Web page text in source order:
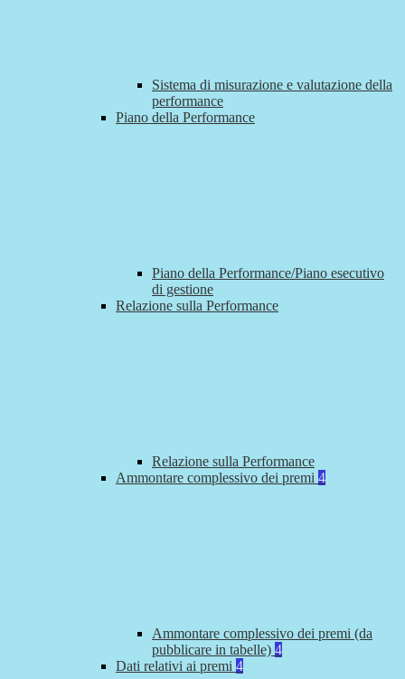
Sistema di misurazione e valutazione della
performance
Piano della Performance
Piano della Performance/Piano esecutivo
di gestione
Relazione sulla Performance
Relazione sulla Performance
Ammontare complessivo dei premi 4
Ammontare complessivo dei premi (da
pubblicare in tabelle) 4
Dati relativi ai premi 4